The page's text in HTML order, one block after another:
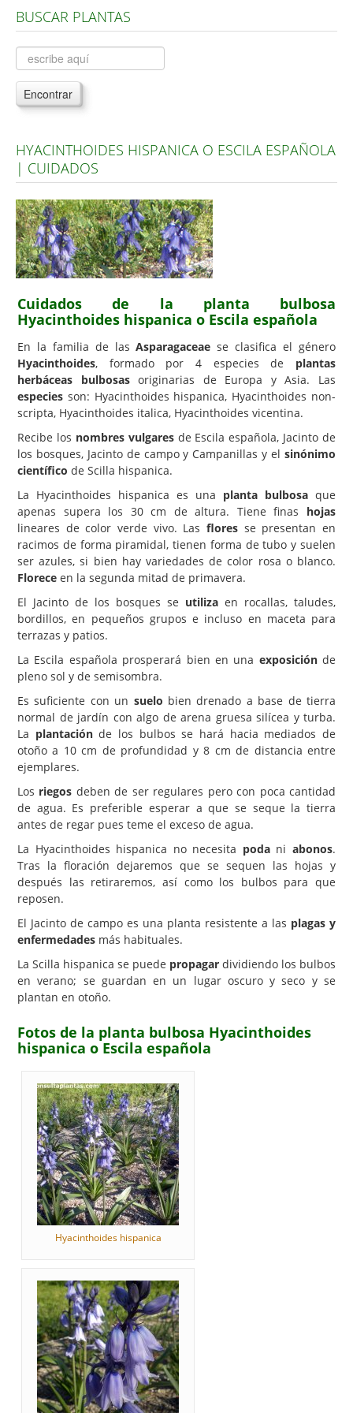
Árboles, Cicas y Palmeras de la G a la Z
Plantas Anuales y Perennes
Plantas Bulbosas y Acuáticas
Plantas de Interior
Plantas Aromáticas y de Huerto
Plantas Carnívoras y Orquídeas
Consejos
Hemisferio Norte
Hemisferio Sur
Enfermedades
Animales
Hongos
Carencias
Fotos
Flores y Plantas
Árboles y Palmeras
Arbustos y Trepadoras
Cactus y Suculentas
BUSCAR PLANTAS
Encontrar
HYACINTHOIDES HISPANICA O ESCILA ESPAÑOLA
| CUIDADOS
Cuidados de la planta bulbosa
Hyacinthoides hispanica o Escila española
En la familia de lasAsparagaceae se clasifica el género
Hyacinthoides, formado por 4 especies de plantas
herbáceas bulbosasoriginarias de Europa y Asia. Las
especies son: Hyacinthoides hispanica, Hyacinthoides non-
scripta, Hyacinthoides italica, Hyacinthoides vicentina.
Recibe los nombres vulgaresde Escila española, Jacinto de
los bosques, Jacinto de campo y Campanillas y el sinónimo
científico de Scilla hispanica.
La Hyacinthoides hispanica es una planta bulbosa que
apenas supera los 30 cm de altura. Tiene finas hojas
lineares de color verde vivo. Las flores se presentan en
racimos de forma piramidal, tienen forma de tubo y suelen
ser azules, si bien hay variedades de color rosa o blanco.
Florece en la segunda mitad de primavera.
El Jacinto de los bosques se utiliza en rocallas, taludes,
bordillos, en pequeños grupos e incluso en maceta para
terrazas y patios.
La Escila española prosperará bien en una exposiciónde
pleno sol y de semisombra.
Es suficiente con un suelo bien drenado a base de tierra
normal de jardín con algo de arena gruesa silícea y turba.
La plantaciónde los bulbos se hará hacia mediados de
otoño a 10 cm de profundidad y 8 cm de distancia entre
ejemplares.
Los riegos deben de ser regulares pero con poca cantidad
de agua. Es preferible esperar a que se seque la tierra
antes de regar pues teme el exceso de agua.
La Hyacinthoides hispanica no necesita podaniabonos.
Tras la floración dejaremos que se sequen las hojas y
después las retiraremos, así como los bulbos para que
reposen.
El Jacinto de campo es una planta resistente a las plagas y
enfermedades más habituales.
La Scilla hispanica se puede propagar dividiendo los bulbos
en verano; se guardan en un lugar oscuro y seco y se
plantan en otoño.
Fotos de la planta bulbosa Hyacinthoides
hispanica o Escila española
Hyacinthoides hispanica